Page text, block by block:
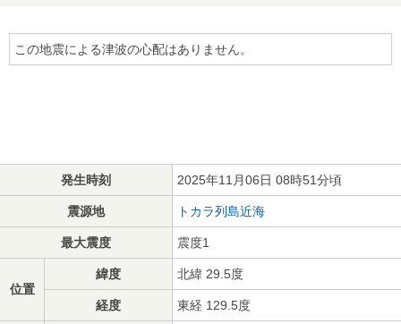
この地震による津波の心配はありません。
発生時刻 2025年11月06日 08時51分頃
震源地 トカラ列島近海
最大震度 震度1
位置
緯度 北緯 29.5度
経度 東経 129.5度